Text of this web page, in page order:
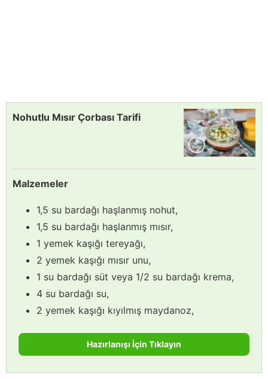
Nohutlu Mısır Çorbası Tarifi
Malzemeler
1,5 su bardağı haşlanmış nohut,
1,5 su bardağı haşlanmış mısır,
1 yemek kaşığı tereyağı,
2 yemek kaşığı mısır unu,
1 su bardağı süt veya 1/2 su bardağı krema,
4 su bardağı su,
2 yemek kaşığı kıyılmış maydanoz,
Hazırlanışı İçin Tıklayın